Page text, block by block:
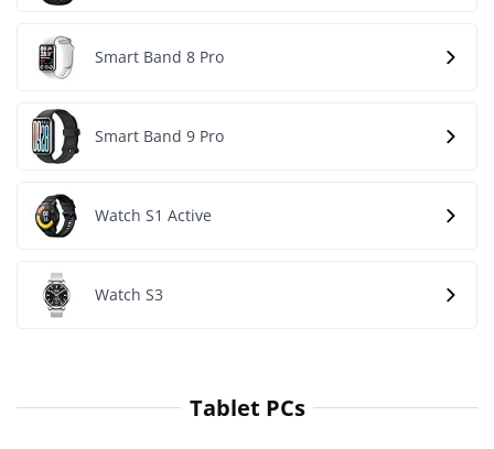
Smart Band 8 Pro
Smart Band 9 Pro
Watch S1 Active
Watch S3
Tablet PCs